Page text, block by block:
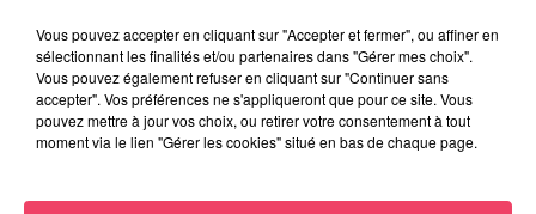
Vous pouvez accepter en cliquant sur "Accepter et fermer", ou affiner en
sélectionnant les finalités et/ou partenaires dans "Gérer mes choix".
Vous pouvez également refuser en cliquant sur "Continuer sans
accepter". Vos préférences ne s'appliqueront que pour ce site. Vous
pouvez mettre à jour vos choix, ou retirer votre consentement à tout
moment via le lien "Gérer les cookies" situé en bas de chaque page.